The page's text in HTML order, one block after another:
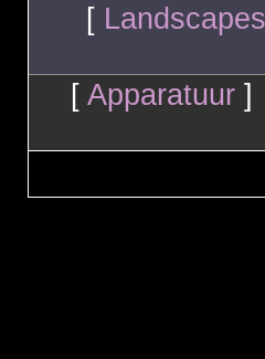
[ Landscapes
[ Apparatuur ]